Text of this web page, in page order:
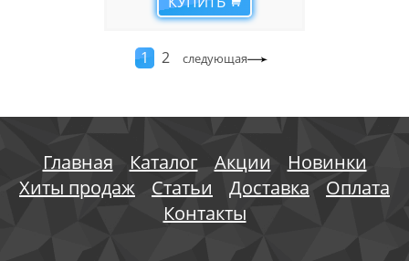
1 2 следующая
Главная Каталог Акции
Новинки
Хиты продаж
Статьи Доставка
Оплата
Контакты